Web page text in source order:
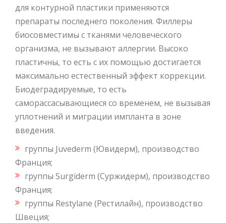
для контурной пластики применяются
препараты последнего поколения. Филлеры
биосовместимы с тканями человеческого
организма, не вызывают аллергии. Высоко
пластичны, то есть с их помощью достигается
максимально естественный эффект коррекции.
Биодеградируемые, то есть
саморассасывающиеся со временем, не вызывая
уплотнений и миграции импланта в зоне
введения.
группы Juvederm (Ювидерм), производство
Франция;
группы Surgiderm (Суржидерм), производство
Франция;
группы Restylane (Рестилайн), производство
Швеция;